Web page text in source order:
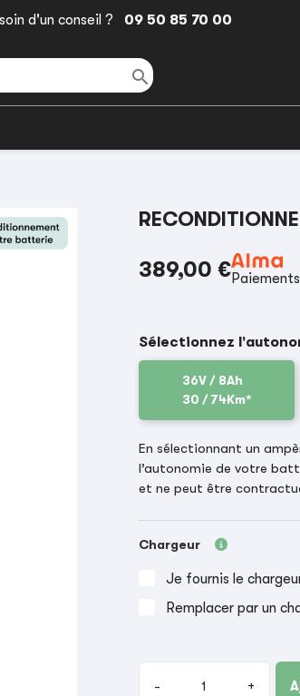
d'un conseil ? 09 50 85 70 00

389,00 €
Sélectionnez
36V / 8Ah
30 / 74Km*
En sélectionnant un
l’autonomie de votre
et ne peut être
Chargeur
Je fournis le
Remplacer par un
- +